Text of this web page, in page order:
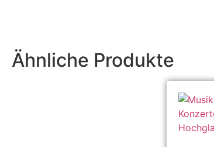
Ähnliche Produkte